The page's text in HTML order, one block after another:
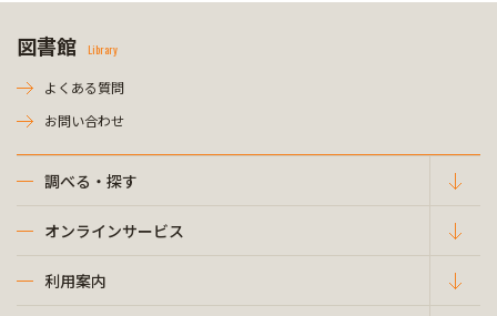
図書館 Library
よくある質問
お問い合わせ
調べる・探す
オンラインサービス
利用案内